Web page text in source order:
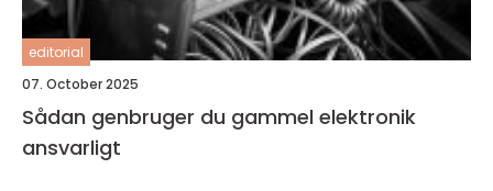
editorial
07. October 2025
Sådan genbruger du gammel elektronik
ansvarligt